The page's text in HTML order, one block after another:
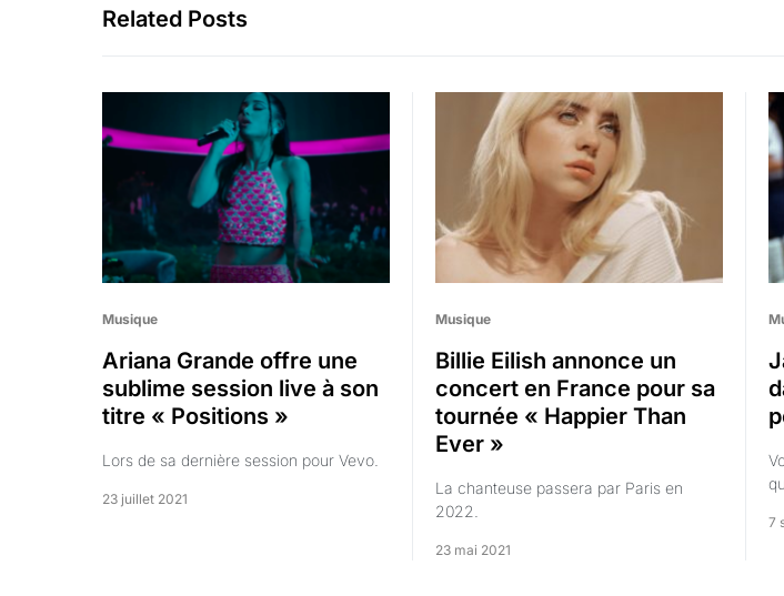
Related Posts
Musique
Ariana Grande offre une
sublime session live à son
titre « Positions »
Lors de sa dernière session pour Vevo.
23 juillet 2021
Musique
Billie Eilish annonce un
concert en France pour sa
tournée « Happier Than
Ever »
La chanteuse passera par Paris en
2022.
23 mai 2021
7